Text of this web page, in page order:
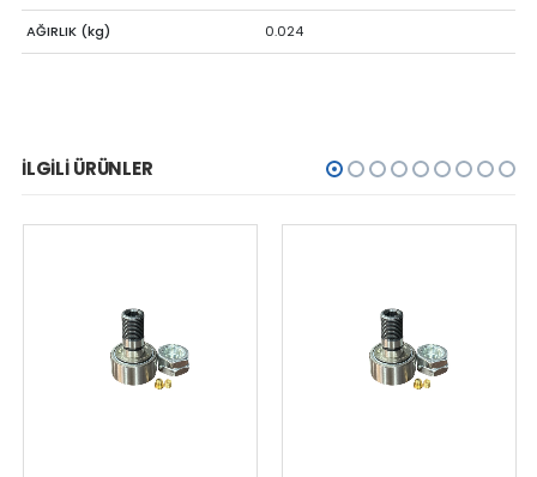
AĞIRLIK (kg) 0.024
İLGILI ÜRÜNLER